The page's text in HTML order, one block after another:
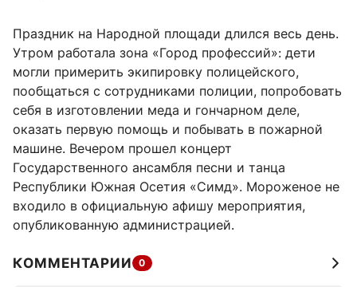
Праздник на Народной площади длился весь день.
Утром работала зона «Город профессий»: дети
могли примерить экипировку полицейского,
пообщаться с сотрудниками полиции, попробовать
себя в изготовлении меда и гончарном деле,
оказать первую помощь и побывать в пожарной
машине. Вечером прошел концерт
Государственного ансамбля песни и танца
Республики Южная Осетия «Симд». Мороженое не
входило в официальную афишу мероприятия,
опубликованную администрацией.
КОММЕНТАРИИ 0